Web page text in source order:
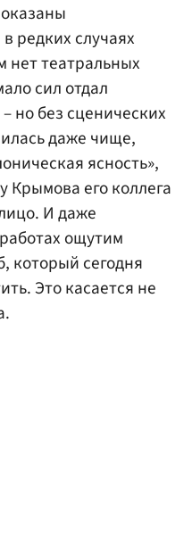
редких случаях
театральных
сил отдал
но без сценических
даже чище,
ясность»,
Крымова его коллега
И даже
ощутим
который сегодня
Это касается не